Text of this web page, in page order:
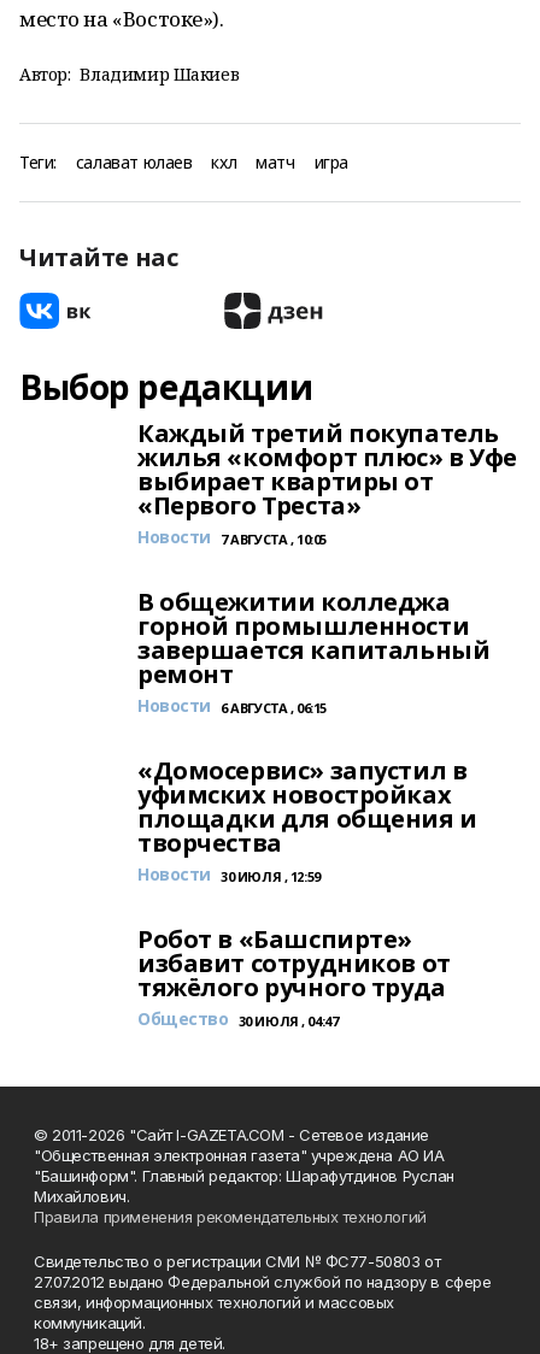
место на «Востоке»).
Автор: Владимир Шакиев
Теги: салават юлаев кхл матч игра
Читайте нас
Выбор редакции
Каждый третий покупатель
жилья «комфорт плюс» в Уфе
выбирает квартиры от
«Первого Треста»
Новости 7 АВГУСТА , 10:05
В общежитии колледжа
горной промышленности
завершается капитальный
ремонт
Новости 6 АВГУСТА , 06:15
«Домосервис» запустил в
уфимских новостройках
площадки для общения и
творчества
Новости 30 ИЮЛЯ , 12:59
Робот в «Башспирте»
избавит сотрудников от
тяжёлого ручного труда
Общество 30 ИЮЛЯ , 04:47
© 2011-2026 "Сайт I-GAZETA.COM - Сетевое издание
"Общественная электронная газета" учреждена АО ИА
"Башинформ". Главный редактор: Шарафутдинов Руслан
Михайлович.
Правила применения рекомендательных технологий
Свидетельство о регистрации СМИ № ФС77-50803 от
27.07.2012 выдано Федеральной службой по надзору в сфере
связи, информационных технологий и массовых
коммуникаций.
18+ запрещено для детей.